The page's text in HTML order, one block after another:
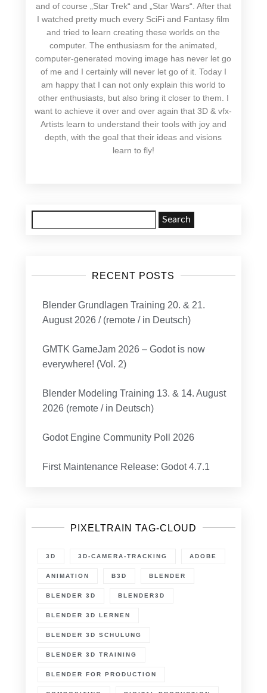
and of course „Star Trek“ and „Star Wars“. After that
I watched pretty much every SciFi and Fantasy film
and tried to learn creating these worlds on the
computer. The enthusiasm for the animated,
computer-generated moving image has never let go
of me and I certainly will never let go of it. Today I
am happy that I can not only explain this world to
other enthusiasts, but also bring it closer to them. I
want to achieve it over and over again that 3D & vfx-
Artists learn to understand their tools with joy and
depth, with the goal that their ideas and visions
learn to fly!
for:
RECENT POSTS
Blender Grundlagen Training 20. & 21.
August 2026 / (remote / in Deutsch)
GMTK GameJam 2026 – Godot is now
everywhere! (Vol. 2)
Blender Modeling Training 13. & 14. August
2026 (remote / in Deutsch)
Godot Engine Community Poll 2026
First Maintenance Release: Godot 4.7.1
PIXELTRAIN TAG-CLOUD
3D 3D-CAMERA-TRACKING ADOBE
ANIMATION B3D BLENDER
BLENDER 3D BLENDER3D
BLENDER 3D LERNEN
BLENDER 3D SCHULUNG
BLENDER 3D TRAINING
BLENDER FOR PRODUCTION